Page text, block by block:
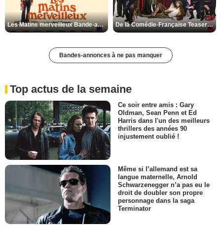
Les Matins merveilleux Bande-annonce VF De la Comédie-Française Teaser VF
Bandes-annonces à ne pas manquer
Top actus de la semaine
Ce soir entre amis : Gary
Oldman, Sean Penn et Ed
Harris dans l'un des meilleurs
thrillers des années 90
injustement oublié !
Même si l’allemand est sa
langue maternelle, Arnold
Schwarzenegger n’a pas eu le
droit de doubler son propre
personnage dans la saga
Terminator